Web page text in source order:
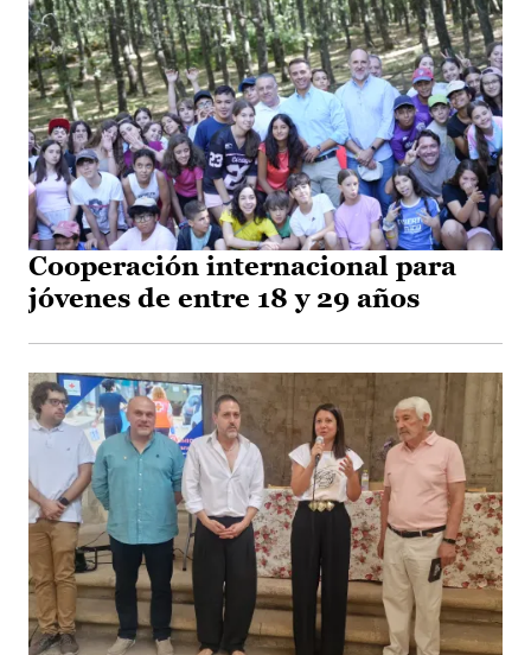
Cooperación internacional para
jóvenes de entre 18 y 29 años